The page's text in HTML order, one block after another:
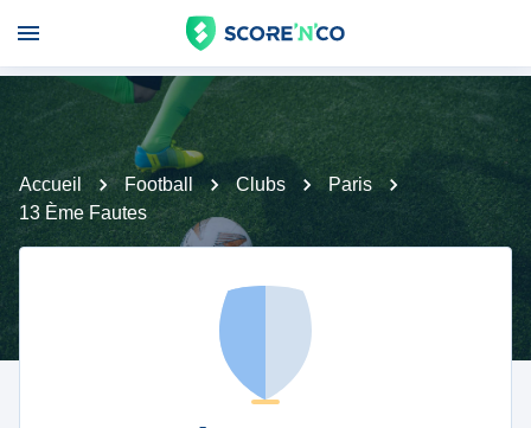
Accueil Football Clubs
Paris
13 Ème Fautes